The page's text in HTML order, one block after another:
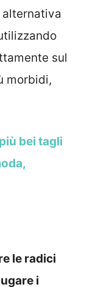
sul
morbidi,
bei tagli
le radici
i